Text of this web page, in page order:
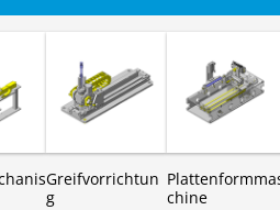
Greifvorrichtun
g
chine